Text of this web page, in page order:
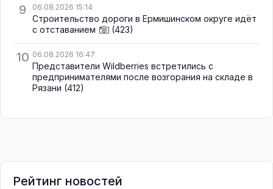
9 06.08.2026 15:14
Строительство дороги в Ермишинском округе идёт
с отставанием
(423)
10 06.08.2026 16:47
Представители Wildberries встретились с
предпринимателями после возгорания на складе в
Рязани (412)
Рейтинг новостей